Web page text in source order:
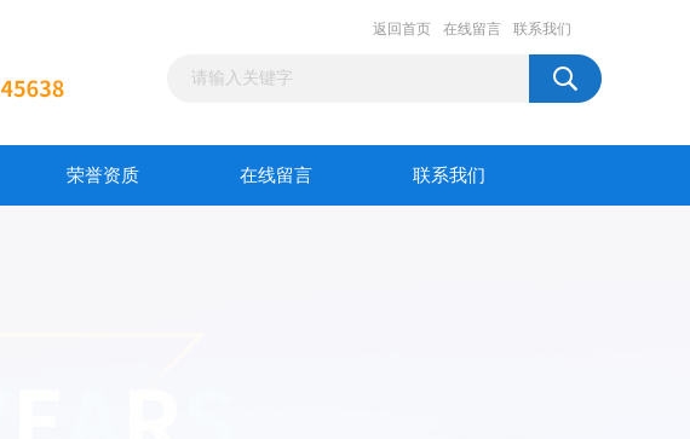
返回首页 在线留言 联系我们
荣誉资质 在线留言 联系我们